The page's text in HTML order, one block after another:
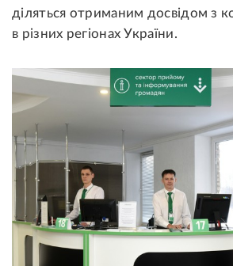
діляться отриманим досвідом з
в різних регіонах України.